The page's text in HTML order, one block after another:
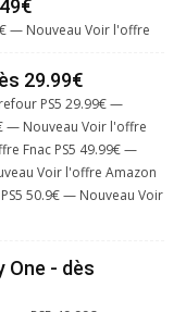
— Nouveau Voir l'offre
29.99€
PS5 29.99€ —
— Nouveau Voir l'offre
Fnac PS5 49.99€ —
Voir l'offre Amazon
50.9€ — Nouveau Voir
One - dès